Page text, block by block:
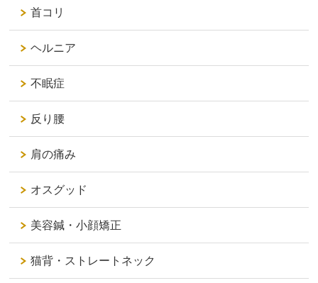
首コリ
ヘルニア
不眠症
反り腰
肩の痛み
オスグッド
美容鍼・小顔矯正
猫背・ストレートネック